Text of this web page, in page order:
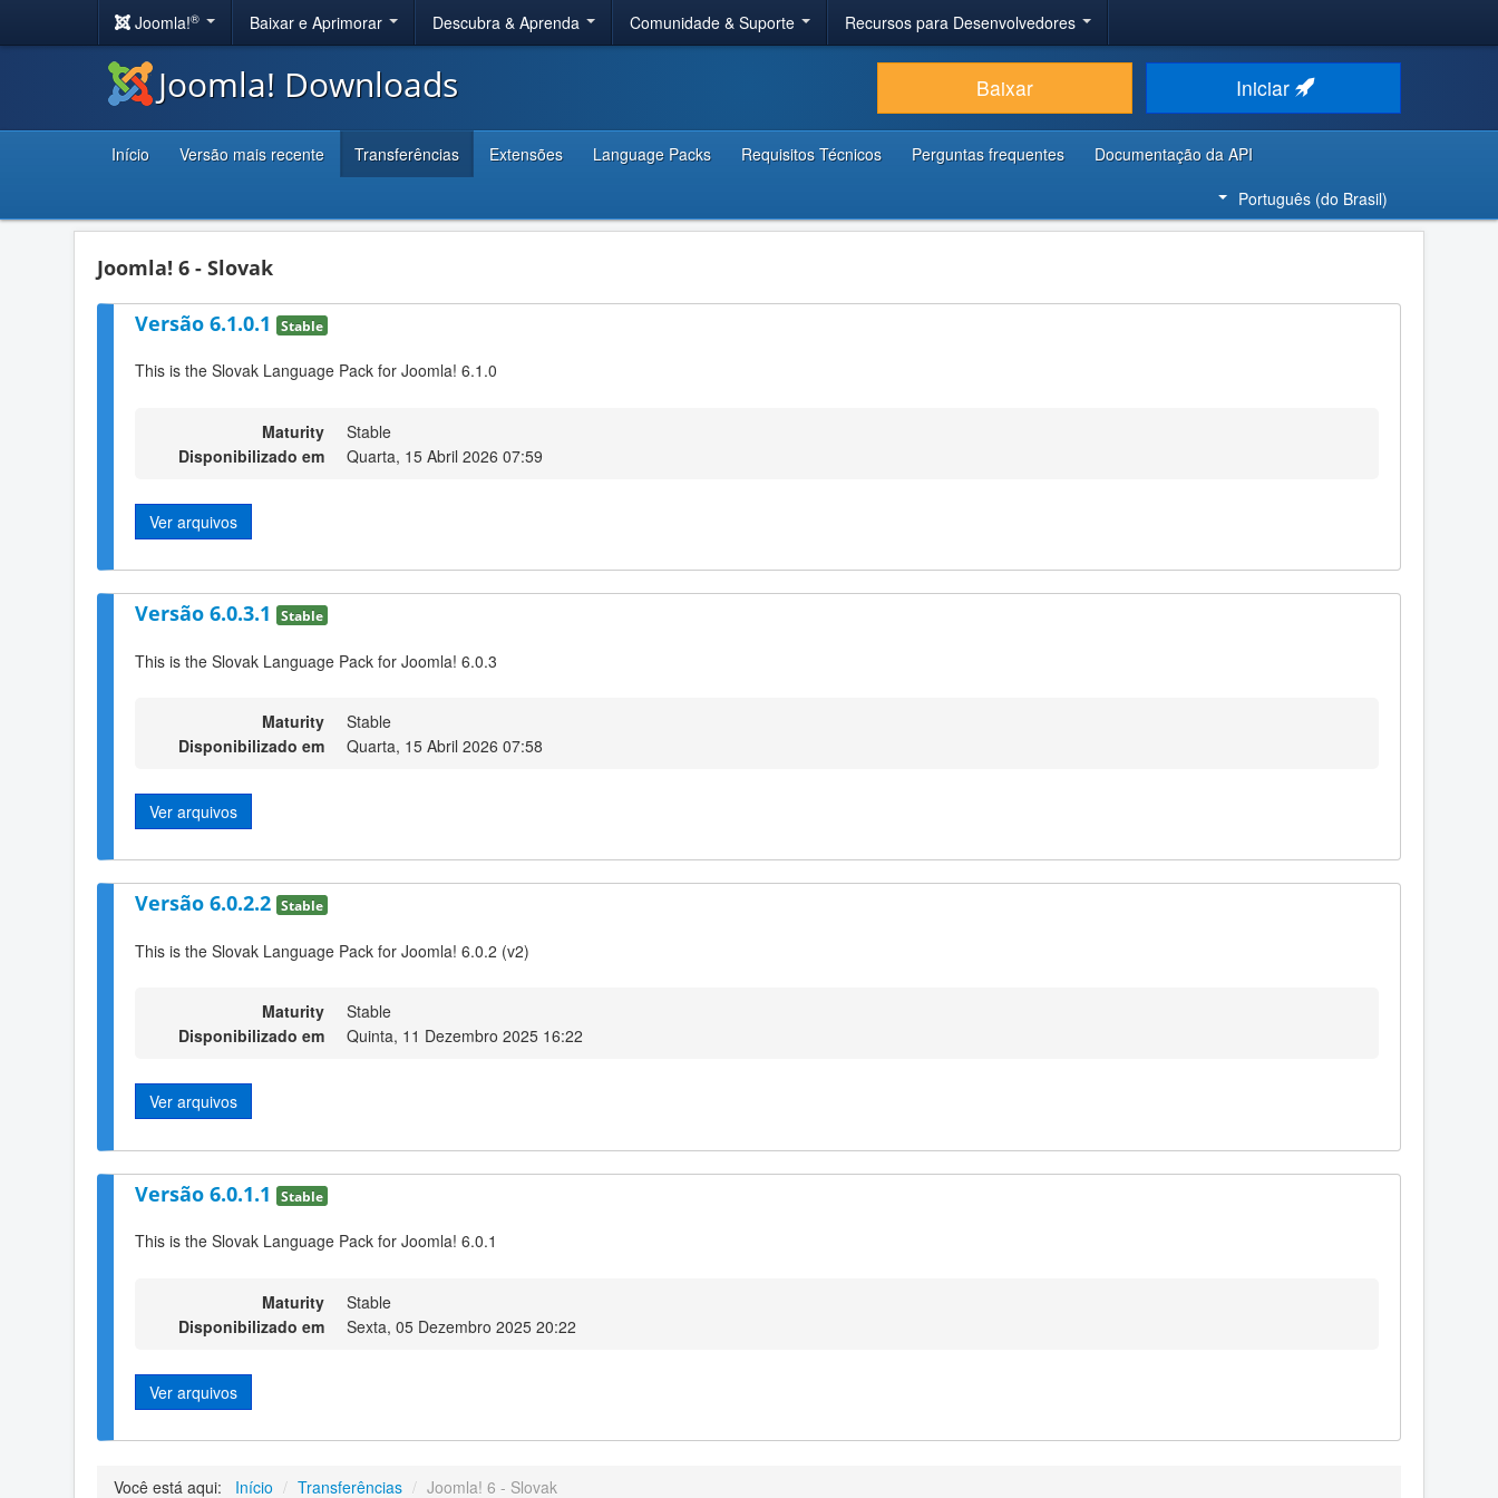
Joomla!® Baixar e Aprimorar Descubra & Aprenda Comunidade & Suporte Recursos para Desenvolvedores
Joomla! Downloads Baixar Iniciar
Início Versão mais recente Transferências Extensões Language Packs Requisitos Técnicos Perguntas frequentes
Documentação da API
Português (do Brasil)
Joomla! 6 - Slovak
Versão 6.1.0.1 Stable
This is the Slovak Language Pack for Joomla! 6.1.0
Maturity
Stable
Disponibilizado em
Quarta, 15 Abril 2026 07:59
Ver arquivos
Versão 6.0.3.1 Stable
This is the Slovak Language Pack for Joomla! 6.0.3
Maturity
Stable
Disponibilizado em
Quarta, 15 Abril 2026 07:58
Ver arquivos
Versão 6.0.2.2 Stable
This is the Slovak Language Pack for Joomla! 6.0.2 (v2)
Maturity
Stable
Disponibilizado em
Quinta, 11 Dezembro 2025 16:22
Ver arquivos
Versão 6.0.1.1 Stable
This is the Slovak Language Pack for Joomla! 6.0.1
Maturity
Stable
Disponibilizado em
Sexta, 05 Dezembro 2025 20:22
Ver arquivos
Você está aqui: Início / Transferências / Joomla! 6 - Slovak